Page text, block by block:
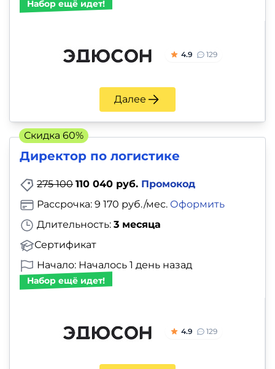
Набор ещё идет!
4.9 129
Далее
Директор по логистике
275 100 110 040 руб. Промокод
Длительность: 3 месяца
Сертификат
Рассрочка: 9 170 руб./мес. Оформить
Начало: Началось 1 день назад
Набор ещё идет!
4.9 129
Скидка 60%